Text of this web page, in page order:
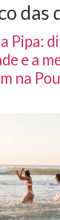
das
Pipa:
e a
na